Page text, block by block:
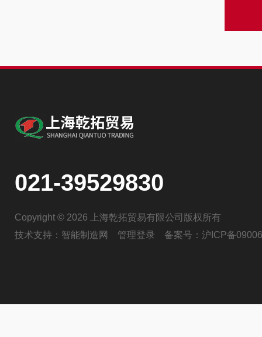
021-39529830
Copyright © 2026 上海乾拓贸易有限公司版权所有
技术支持： 智能制造网 管理登录 备案号： 沪ICP备